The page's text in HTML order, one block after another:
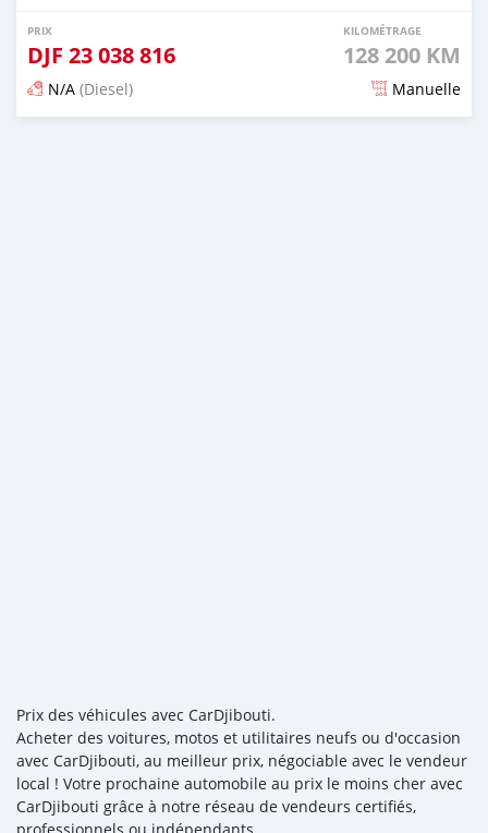
PRIX
DJF 23 038 816
KILOMÉTRAGE
128 200 KM
N/A (Diesel) Manuelle
Prix des véhicules avec CarDjibouti.
Acheter des voitures, motos et utilitaires neufs ou d'occasion
avec CarDjibouti, au meilleur prix, négociable avec le vendeur
local ! Votre prochaine automobile au prix le moins cher avec
CarDjibouti grâce à notre réseau de vendeurs certifiés,